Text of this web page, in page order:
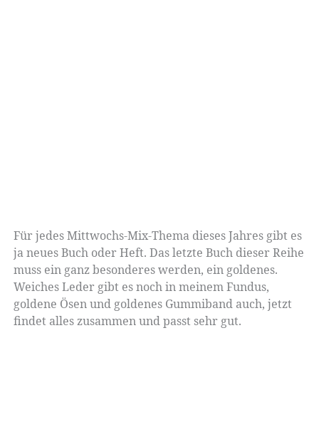
Für jedes Mittwochs-Mix-Thema dieses Jahres gibt es
ja neues Buch oder Heft. Das letzte Buch dieser Reihe
muss ein ganz besonderes werden, ein goldenes.
Weiches Leder gibt es noch in meinem Fundus,
goldene Ösen und goldenes Gummiband auch, jetzt
findet alles zusammen und passt sehr gut.